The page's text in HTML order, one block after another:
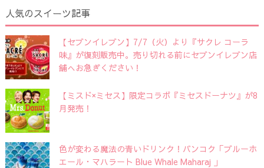
人気のスイーツ記事
【セブンイレブン】7/7（火）より『サクレ コーラ
味』が復刻販売中。売り切れる前にセブンイレブン店
舗へお急ぎください！
【ミスド×ミセス】限定コラボ『ミセスドーナツ』が8
月発売！
色が変わる魔法の青いドリンク！バンコク「ブルーホ
エール・マハラート Blue Whale Maharaj 」